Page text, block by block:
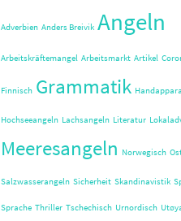
Adverbien Anders Breivik Angeln
Arbeitskräftemangel Arbeitsmarkt Artikel
Finnisch Grammatik
Hochseeangeln Lachsangeln Literatur
Meeresangeln Norwegisch
Salzwasserangeln Sicherheit Skandinavistik
Sprache Thriller Tschechisch Urnordisch